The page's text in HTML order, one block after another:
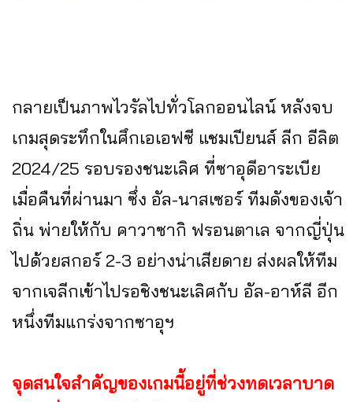
กลายเป็นภาพไวรัลไปทั่วโลกออนไลน์ หลังจบ
เกมสุดระทึกในศึกเอเอฟซี แชมเปียนส์ ลีก อีลิต
2024/25 รอบรองชนะเลิศ ที่ซาอุดีอาระเบีย
เมื่อคืนที่ผ่านมา ซึ่ง อัล-นาสเซอร์ ทีมดังของเจ้า
ถิ่น พ่ายให้กับ คาวาซากิ ฟรอนตาเล จากญี่ปุ่น
ไปด้วยสกอร์ 2-3 อย่างน่าเสียดาย ส่งผลให้ทีม
จากเจลีกเข้าไปรอชิงชนะเลิศกับ อัล-อาห์ลี อีก
หนึ่งทีมแกร่งจากซาอุฯ
จุดสนใจสำคัญของเกมนี้อยู่ที่ช่วงทดเวลาบาด